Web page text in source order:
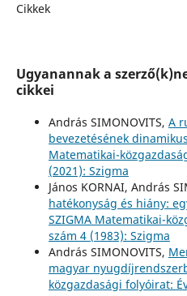
Cikkek
Ugyanannak a
cikkei
András SIMONOVITS, A
bevezetésének
Matematikai-
(2021): Szigma
János KORNAI, András
hatékonyság és hiány:
SZIGMA Matematikai-
szám 4 (1983): Szigma
András SIMONOVITS,
magyar
közgazdasági folyóirat: